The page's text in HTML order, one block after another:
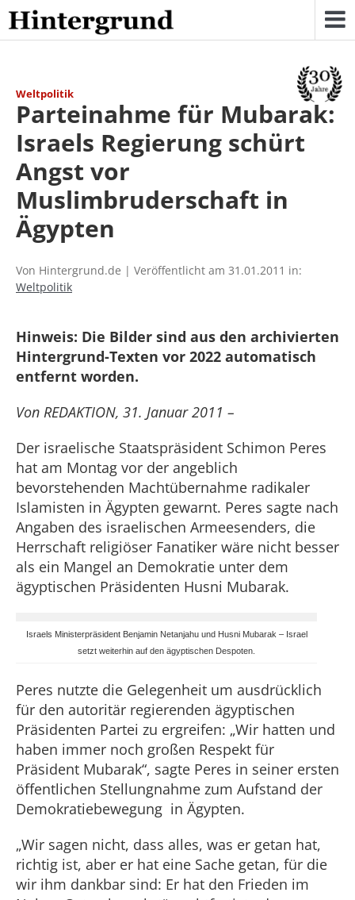
Skip
to
content
Weltpolitik
Parteinahme für Mubarak:
Israels Regierung schürt
Angst vor
Muslimbruderschaft in
Ägypten
Von Hintergrund.de | Veröffentlicht am 31.01.2011 in:
Weltpolitik
Hinweis: Die Bilder sind aus den archivierten
Hintergrund-Texten vor 2022 automatisch
entfernt worden.
Von REDAKTION, 31. Januar 2011 –
Der israelische Staatspräsident Schimon Peres
hat am Montag vor der angeblich
bevorstehenden Machtübernahme radikaler
Islamisten in Ägypten gewarnt. Peres sagte nach
Angaben des israelischen Armeesenders, die
Herrschaft religiöser Fanatiker wäre nicht besser
als ein Mangel an Demokratie unter dem
ägyptischen Präsidenten Husni Mubarak.
Israels Ministerpräsident Benjamin Netanjahu und Husni Mubarak – Israel
setzt weiterhin auf den ägyptischen Despoten.
Peres nutzte die Gelegenheit um ausdrücklich
für den autoritär regierenden ägyptischen
Präsidenten Partei zu ergreifen: „Wir hatten und
haben immer noch großen Respekt für
Präsident Mubarak“, sagte Peres in seiner ersten
öffentlichen Stellungnahme zum Aufstand der
Demokratiebewegung in Ägypten.
„Wir sagen nicht, dass alles, was er getan hat,
richtig ist, aber er hat eine Sache getan, für die
wir ihm dankbar sind: Er hat den Frieden im